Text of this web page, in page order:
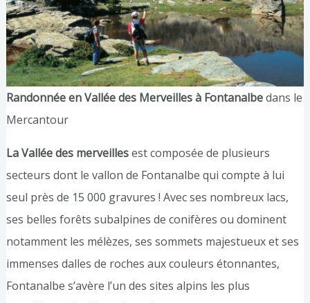
Randonnée en Vallée des Merveilles à Fontanalbedans le
Mercantour
La Vallée des merveillesest composée de plusieurs
secteurs dont le vallon de Fontanalbe qui compte à lui
seul près de 15 000 gravures ! Avec ses nombreux lacs,
ses belles forêts subalpines de conifères ou dominent
notamment les mélèzes, ses sommets majestueux et ses
immenses dalles de roches aux couleurs étonnantes,
Fontanalbe s’avère l’un des sites alpins les plus